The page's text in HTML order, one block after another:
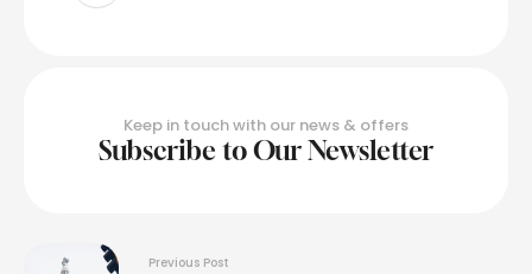
Keep in touch with our news & offers
Subscribe to Our Newsletter
Previous Post